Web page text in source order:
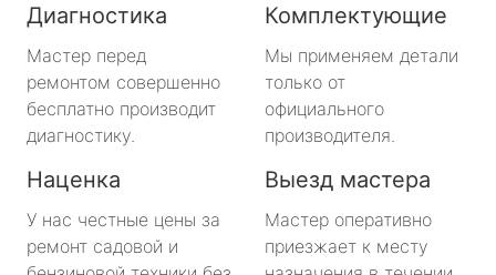
Диагностика
Мастер перед
ремонтом совершенно
бесплатно производит
диагностику.
Комплектующие
Мы применяем детали
только от
официального
производителя.
Наценка
У нас честные цены за
ремонт садовой и
Выезд мастера
Мастер оперативно
приезжает к месту